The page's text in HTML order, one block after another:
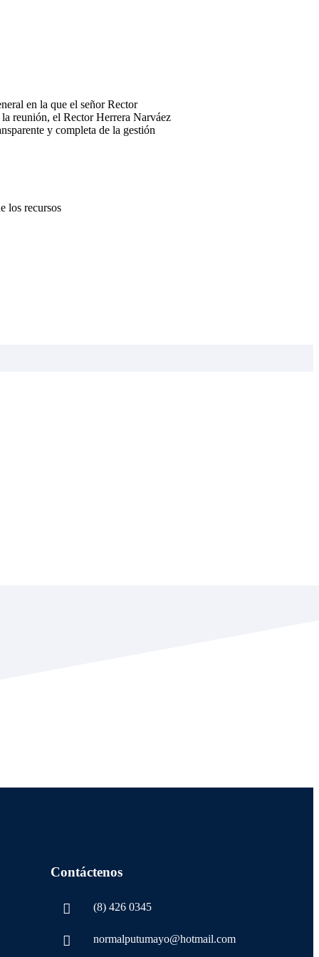
en la que el señor Rector
reunión, el Rector Herrera Narváez
y completa de la gestión
los recursos
Contáctenos
(8) 426 0345
normalputumayo@hotmail.com